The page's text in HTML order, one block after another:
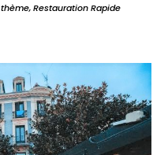
Restauration Rapide